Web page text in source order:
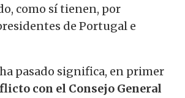
como sí tienen, por
de Portugal e
pasado significa, en primer
con el Consejo General